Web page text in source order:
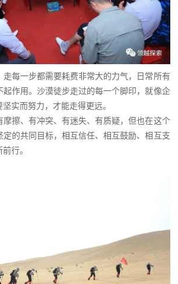
走每一步都需要耗费非常大的力气，日常所有
起作用。沙漠徒步走过的每一个脚印，就像企
实而努力，才能走得更远。
摩擦、有冲突、有迷失、有质疑，但也在这个
的共同目标，相互信任、相互鼓励、相互支
行。